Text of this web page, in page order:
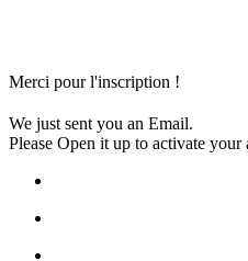
Merci pour l'inscription !
We just sent you an Email.
Please Open it up to activate your